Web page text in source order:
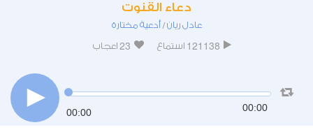
دعاء القنوت
عادل ريان/أدعية مختارة
121138 استماع 23 اعجاب
00:00 00:00